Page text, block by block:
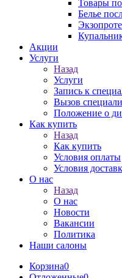
Товары
Белье
Акции
Услуги
Назад
Услуги
Запись к
Вызов
Положение о
Как купить
Назад
Как купить
Условия оплаты
Условия
О нас
Назад
О нас
Новости
Вакансии
Политика
Наши салоны
Корзина0